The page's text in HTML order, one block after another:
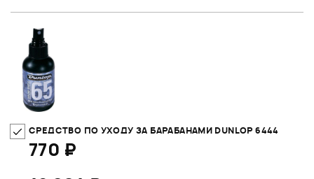
СРЕДСТВО ПО УХОДУ ЗА БАРАБАНАМИ DUNLOP 6444
770 ₽